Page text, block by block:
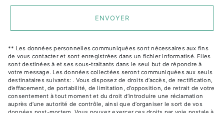
ENVOYER
** Les données personnelles communiquées sont nécessaires aux fins
de vous contacter et sont enregistrées dans un fichier informatisé. Elles
sont destinées à et ses sous-traitants dans le seul but de répondre à
votre message. Les données collectées seront communiquées aux seuls
destinataires suivants: . Vous disposez de droits d’accès, de rectification,
d’effacement, de portabilité, de limitation, d’opposition, de retrait de votre
consentement à tout moment et du droit d’introduire une réclamation
auprès d’une autorité de contrôle, ainsi que d’organiser le sort de vos